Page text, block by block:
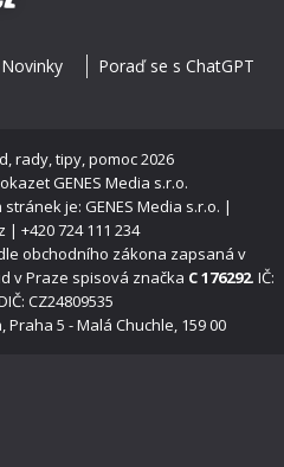
Novinky Poraď se s ChatGPT
rady, tipy, pomoc2026
GENES Media s.r.o.
je: GENES Media s.r.o. |
| +420 724 111 234
obchodního zákona zapsaná v
v Praze spisová značka C 176292. IČ:
CZ24809535
5 - Malá Chuchle, 159 00